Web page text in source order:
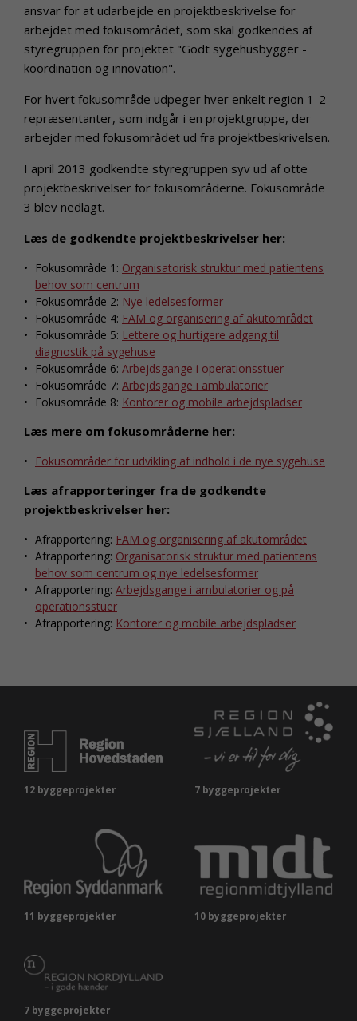
ansvar for at udarbejde en projektbeskrivelse for
arbejdet med fokusområdet, som skal godkendes af
styregruppen for projektet "Godt sygehusbygger -
koordination og innovation".
For hvert fokusområde udpeger hver enkelt region 1-2
repræsentanter, som indgår i en projektgruppe, der
arbejder med fokusområdet ud fra projektbeskrivelsen.
I april 2013 godkendte styregruppen syv ud af otte
projektbeskrivelser for fokusområderne. Fokusområde
3 blev nedlagt.
Læs de godkendte projektbeskrivelser her:
Fokusområde 1: Organisatorisk struktur med patientens
behov som centrum
Fokusområde 2: Nye ledelsesformer
Fokusområde 4: FAM og organisering af akutområdet
Fokusområde 5: Lettere og hurtigere adgang til
diagnostik på sygehuse
Fokusområde 6: Arbejdsgange i operationsstuer
Fokusområde 7: Arbejdsgange i ambulatorier
Fokusområde 8: Kontorer og mobile arbejdspladser
Læs mere om fokusområderne her:
Fokusområder for udvikling af indhold i de nye sygehuse
Læs afrapporteringer fra de godkendte
projektbeskrivelser her:
Afrapportering: FAM og organisering af akutområdet
Afrapportering: Organisatorisk struktur med patientens
behov som centrum og nye ledelsesformer
Afrapportering: Arbejdsgange i ambulatorier og på
operationsstuer
Afrapportering: Kontorer og mobile arbejdspladser
12 byggeprojekter 7 byggeprojekter
11 byggeprojekter 10 byggeprojekter
7 byggeprojekter